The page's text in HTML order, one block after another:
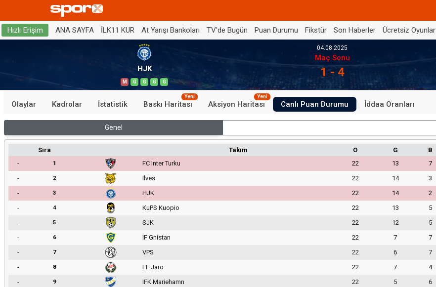
Hızlı Erişim ANA SAYFA İLK11 KUR At Yarışı Bankoları TV'de Bugün Puan Durumu Fikstür Son Haberler Ücretsiz Oyunlar
HJK
M G G G G
04.08.2025
Maç Sonu
1 - 4
Olaylar Kadrolar İstatistik Baskı Haritası
Yeni
Aksiyon Haritası
Yeni
Canlı Puan Durumu İddaa Oranları
Genel
Sıra Takım O G B
-
1 FC Inter Turku 22 13 7
-
2 Ilves 22 14 3
-
3 HJK 22 14 2
-
4 KuPS Kuopio 22 13 5
-
5 SJK 22 12 5
-
6 IF Gnistan 22 7 7
-
7 VPS 22 6 7
-
8 FF Jaro 22 7 4
-
9 IFK Mariehamn 22 5 6